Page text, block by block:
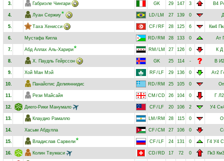
3. Габриэле Чингари GK 29 147 3 В4
4. Луан Сержиу LD / LM 27 139 0 Д
5. Таха Хенисси CF/ RF 28 125 6 Км4
6. Мустафа Кигла RD / RM 28 133 0 Ат
7. Абд Аллах Аль-Харири RM / LM 27 126 0 К Д
8. Х. Паудль Гейрссон GK 25 114 - В И2
9. Хой Ман Мэй RF/ LF 29 136 0 Ат2
10. Панайотис Делияннидис RD / RM 25 105 0
11. Рези Майсайя CM /CD 26 104 0 Г Л2
12. Диего-Рики Манумало CF / LF 20 106 2 У4
13. Клаудио Рамалло LM / RM 28 115 0
14. Хасым Абдулла CF /CM 27 106 0
15. Владислав Сарвели CF/ LF 24 131 0 Г4 У4
16. Колин Твумаси CD / RD 17 72 0 Пк3 Км3